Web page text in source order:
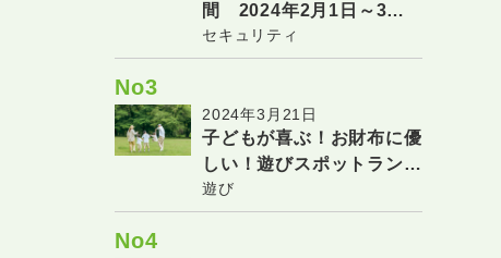
間 2024年2月1日～3月
18日
セキュリティ
No3
2024年3月21日
子どもが喜ぶ！お財布に優
しい！遊びスポットランキ
ング(関東エリアver.)
遊び
No4